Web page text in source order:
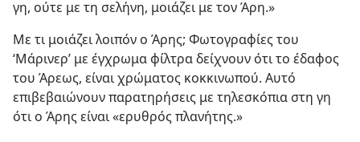
γη, ούτε με τη σελήνη, μοιάζει με τον Άρη.»
Με τι μοιάζει λοιπόν ο Άρης; Φωτογραφίες του
‘Μάρινερ’ με έγχρωμα φίλτρα δείχνουν ότι το έδαφος
του Άρεως, είναι χρώματος κοκκινωπού. Αυτό
επιβεβαιώνουν παρατηρήσεις με τηλεσκόπια στη γη
ότι ο Άρης είναι «ερυθρός πλανήτης.»